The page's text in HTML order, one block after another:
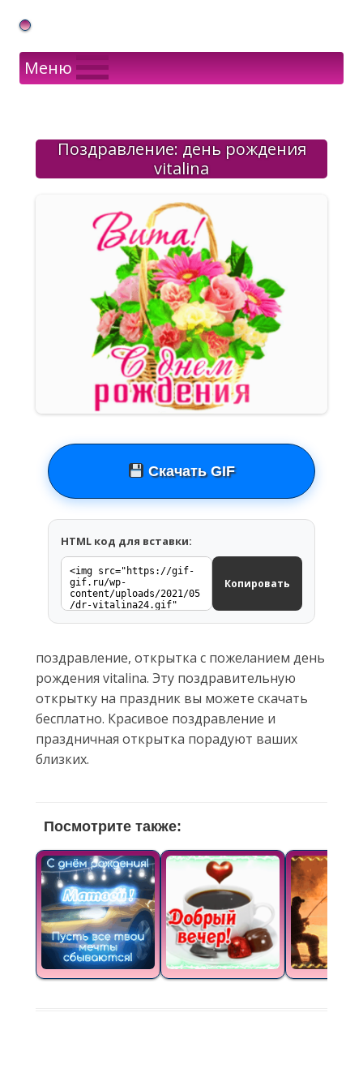
Gif Открытки в подарок
Меню
Поздравление: день рождения
vitalina
Скачать GIF
HTML код для вставки:
Копировать
поздравление, открытка с пожеланием день
рождения vitalina. Эту поздравительную
открытку на праздник вы можете скачать
бесплатно. Красивое поздравление и
праздничная открытка порадуют ваших
близких.
Посмотрите также: